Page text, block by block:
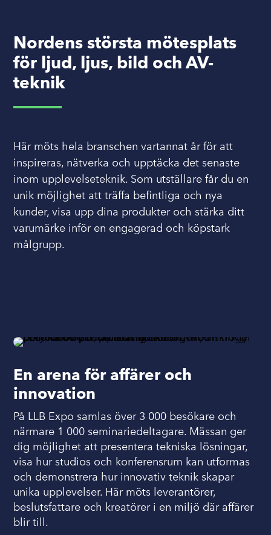
Nordens största mötesplats
för ljud, ljus, bild och AV-
teknik
Här möts hela branschen vartannat år för att
inspireras, nätverka och upptäcka det senaste
inom upplevelseteknik. Som utställare får du en
unik möjlighet att träffa befintliga och nya
kunder, visa upp dina produkter och stärka ditt
varumärke inför en engagerad och köpstark
målgrupp.
En arena för affärer och
innovation
På LLB Expo samlas över 3 000 besökare och
närmare 1 000 seminariedeltagare. Mässan ger
dig möjlighet att presentera tekniska lösningar,
visa hur studios och konferensrum kan utformas
och demonstrera hur innovativ teknik skapar
unika upplevelser. Här möts leverantörer,
beslutsfattare och kreatörer i en miljö där affärer
blir till.